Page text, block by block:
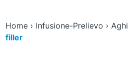
Home› Infusione-Prelievo › Aghi
filler